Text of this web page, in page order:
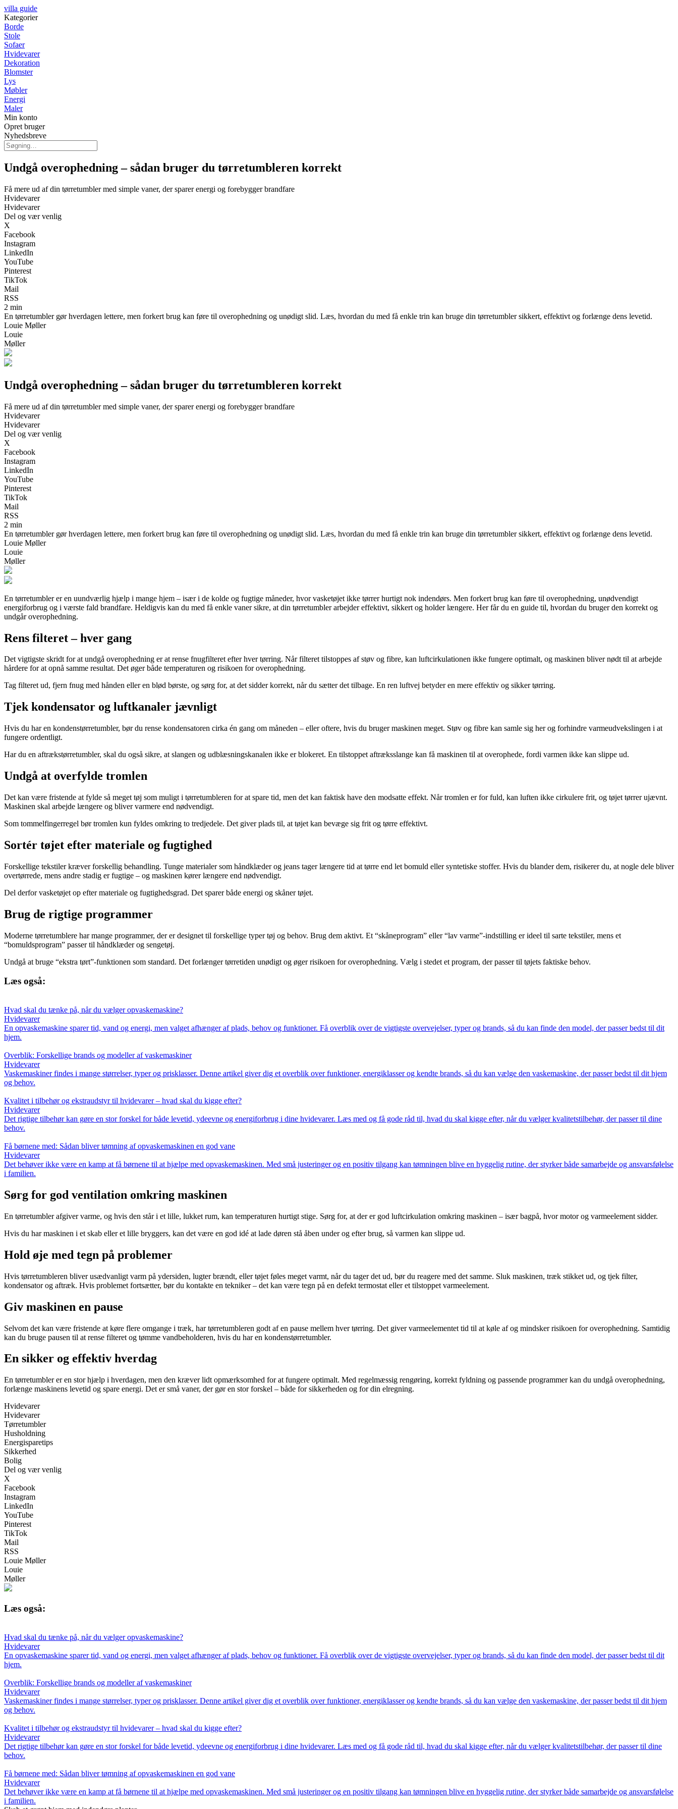
villa guide
Kategorier
Borde
Stole
Sofaer
Hvidevarer
Dekoration
Blomster
Lys
Møbler
Energi
Maler
Min konto
Opret bruger
Nyhedsbreve
Undgå overophedning – sådan bruger du tørretumbleren korrekt
Få mere ud af din tørretumbler med simple vaner, der sparer energi og forebygger brandfare
Hvidevarer
Hvidevarer
Del og vær venlig
X
Facebook
Instagram
LinkedIn
YouTube
Pinterest
TikTok
Mail
RSS
2 min
En tørretumbler gør hverdagen lettere, men forkert brug kan føre til overophedning og unødigt slid. Læs, hvordan du med få enkle trin kan bruge din tørretumbler sikkert, effektivt og forlænge dens levetid.
Louie Møller
Louie
Møller
Undgå overophedning – sådan bruger du tørretumbleren korrekt
Få mere ud af din tørretumbler med simple vaner, der sparer energi og forebygger brandfare
Hvidevarer
Hvidevarer
Del og vær venlig
X
Facebook
Instagram
LinkedIn
YouTube
Pinterest
TikTok
Mail
RSS
2 min
En tørretumbler gør hverdagen lettere, men forkert brug kan føre til overophedning og unødigt slid. Læs, hvordan du med få enkle trin kan bruge din tørretumbler sikkert, effektivt og forlænge dens levetid.
Louie Møller
Louie
Møller
En tørretumbler er en uundværlig hjælp i mange hjem – især i de kolde og fugtige måneder, hvor vasketøjet ikke tørrer hurtigt nok indendørs. Men forkert brug kan føre til overophedning, unødvendigt
energiforbrug og i værste fald brandfare. Heldigvis kan du med få enkle vaner sikre, at din tørretumbler arbejder effektivt, sikkert og holder længere. Her får du en guide til, hvordan du bruger den korrekt og
undgår overophedning.
Rens filteret – hver gang
Det vigtigste skridt for at undgå overophedning er at rense fnugfilteret efter hver tørring. Når filteret tilstoppes af støv og fibre, kan luftcirkulationen ikke fungere optimalt, og maskinen bliver nødt til at arbejde
hårdere for at opnå samme resultat. Det øger både temperaturen og risikoen for overophedning.
Tag filteret ud, fjern fnug med hånden eller en blød børste, og sørg for, at det sidder korrekt, når du sætter det tilbage. En ren luftvej betyder en mere effektiv og sikker tørring.
Tjek kondensator og luftkanaler jævnligt
Hvis du har en kondenstørretumbler, bør du rense kondensatoren cirka én gang om måneden – eller oftere, hvis du bruger maskinen meget. Støv og fibre kan samle sig her og forhindre varmeudvekslingen i at
fungere ordentligt.
Har du en aftrækstørretumbler, skal du også sikre, at slangen og udblæsningskanalen ikke er blokeret. En tilstoppet aftræksslange kan få maskinen til at overophede, fordi varmen ikke kan slippe ud.
Undgå at overfylde tromlen
Det kan være fristende at fylde så meget tøj som muligt i tørretumbleren for at spare tid, men det kan faktisk have den modsatte effekt. Når tromlen er for fuld, kan luften ikke cirkulere frit, og tøjet tørrer ujævnt.
Maskinen skal arbejde længere og bliver varmere end nødvendigt.
Som tommelfingerregel bør tromlen kun fyldes omkring to tredjedele. Det giver plads til, at tøjet kan bevæge sig frit og tørre effektivt.
Sortér tøjet efter materiale og fugtighed
Forskellige tekstiler kræver forskellig behandling. Tunge materialer som håndklæder og jeans tager længere tid at tørre end let bomuld eller syntetiske stoffer. Hvis du blander dem, risikerer du, at nogle dele bliver
overtørrede, mens andre stadig er fugtige – og maskinen kører længere end nødvendigt.
Del derfor vasketøjet op efter materiale og fugtighedsgrad. Det sparer både energi og skåner tøjet.
Brug de rigtige programmer
Moderne tørretumblere har mange programmer, der er designet til forskellige typer tøj og behov. Brug dem aktivt. Et “skåneprogram” eller “lav varme”-indstilling er ideel til sarte tekstiler, mens et
“bomuldsprogram” passer til håndklæder og sengetøj.
Undgå at bruge “ekstra tørt”-funktionen som standard. Det forlænger tørretiden unødigt og øger risikoen for overophedning. Vælg i stedet et program, der passer til tøjets faktiske behov.
Læs også:
Hvad skal du tænke på, når du vælger opvaskemaskine?
Hvidevarer
En opvaskemaskine sparer tid, vand og energi, men valget afhænger af plads, behov og funktioner. Få overblik over de vigtigste overvejelser, typer og brands, så du kan finde den model, der passer bedst til dit
hjem.
Overblik: Forskellige brands og modeller af vaskemaskiner
Hvidevarer
Vaskemaskiner findes i mange størrelser, typer og prisklasser. Denne artikel giver dig et overblik over funktioner, energiklasser og kendte brands, så du kan vælge den vaskemaskine, der passer bedst til dit hjem
og behov.
Kvalitet i tilbehør og ekstraudstyr til hvidevarer – hvad skal du kigge efter?
Hvidevarer
Det rigtige tilbehør kan gøre en stor forskel for både levetid, ydeevne og energiforbrug i dine hvidevarer. Læs med og få gode råd til, hvad du skal kigge efter, når du vælger kvalitetstilbehør, der passer til dine
behov.
Få børnene med: Sådan bliver tømning af opvaskemaskinen en god vane
Hvidevarer
Det behøver ikke være en kamp at få børnene til at hjælpe med opvaskemaskinen. Med små justeringer og en positiv tilgang kan tømningen blive en hyggelig rutine, der styrker både samarbejde og ansvarsfølelse
i familien.
Sørg for god ventilation omkring maskinen
En tørretumbler afgiver varme, og hvis den står i et lille, lukket rum, kan temperaturen hurtigt stige. Sørg for, at der er god luftcirkulation omkring maskinen – især bagpå, hvor motor og varmeelement sidder.
Hvis du har maskinen i et skab eller et lille bryggers, kan det være en god idé at lade døren stå åben under og efter brug, så varmen kan slippe ud.
Hold øje med tegn på problemer
Hvis tørretumbleren bliver usædvanligt varm på ydersiden, lugter brændt, eller tøjet føles meget varmt, når du tager det ud, bør du reagere med det samme. Sluk maskinen, træk stikket ud, og tjek filter,
kondensator og aftræk. Hvis problemet fortsætter, bør du kontakte en tekniker – det kan være tegn på en defekt termostat eller et tilstoppet varmeelement.
Giv maskinen en pause
Selvom det kan være fristende at køre flere omgange i træk, har tørretumbleren godt af en pause mellem hver tørring. Det giver varmeelementet tid til at køle af og mindsker risikoen for overophedning. Samtidig
kan du bruge pausen til at rense filteret og tømme vandbeholderen, hvis du har en kondenstørretumbler.
En sikker og effektiv hverdag
En tørretumbler er en stor hjælp i hverdagen, men den kræver lidt opmærksomhed for at fungere optimalt. Med regelmæssig rengøring, korrekt fyldning og passende programmer kan du undgå overophedning,
forlænge maskinens levetid og spare energi. Det er små vaner, der gør en stor forskel – både for sikkerheden og for din elregning.
Hvidevarer
Hvidevarer
Tørretumbler
Husholdning
Energisparetips
Sikkerhed
Bolig
Del og vær venlig
X
Facebook
Instagram
LinkedIn
YouTube
Pinterest
TikTok
Mail
RSS
Louie Møller
Louie
Møller
Læs også:
Hvad skal du tænke på, når du vælger opvaskemaskine?
Hvidevarer
En opvaskemaskine sparer tid, vand og energi, men valget afhænger af plads, behov og funktioner. Få overblik over de vigtigste overvejelser, typer og brands, så du kan finde den model, der passer bedst til dit
hjem.
Overblik: Forskellige brands og modeller af vaskemaskiner
Hvidevarer
Vaskemaskiner findes i mange størrelser, typer og prisklasser. Denne artikel giver dig et overblik over funktioner, energiklasser og kendte brands, så du kan vælge den vaskemaskine, der passer bedst til dit hjem
og behov.
Kvalitet i tilbehør og ekstraudstyr til hvidevarer – hvad skal du kigge efter?
Hvidevarer
Det rigtige tilbehør kan gøre en stor forskel for både levetid, ydeevne og energiforbrug i dine hvidevarer. Læs med og få gode råd til, hvad du skal kigge efter, når du vælger kvalitetstilbehør, der passer til dine
behov.
Få børnene med: Sådan bliver tømning af opvaskemaskinen en god vane
Hvidevarer
Det behøver ikke være en kamp at få børnene til at hjælpe med opvaskemaskinen. Med små justeringer og en positiv tilgang kan tømningen blive en hyggelig rutine, der styrker både samarbejde og ansvarsfølelse
i familien.